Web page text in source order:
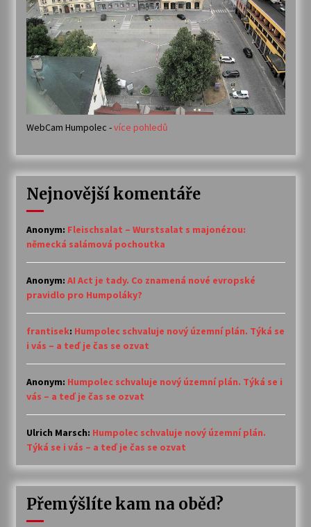
WebCam Humpolec -více pohledů
Nejnovější komentáře
Anonym: Fleischsalat – Wurstsalat s majonézou:
německá salámová pochoutka
Anonym: AI Act je tady. Co znamená nové evropské
pravidlo pro Humpoláky?
frantisek: Humpolec schvaluje nový územní plán. Týká se
i vás – a teď je čas se ozvat
Anonym: Humpolec schvaluje nový územní plán. Týká se i
vás – a teď je čas se ozvat
Ulrich Marsch: Humpolec schvaluje nový územní plán.
Týká se i vás – a teď je čas se ozvat
Přemýšlíte kam na oběd?